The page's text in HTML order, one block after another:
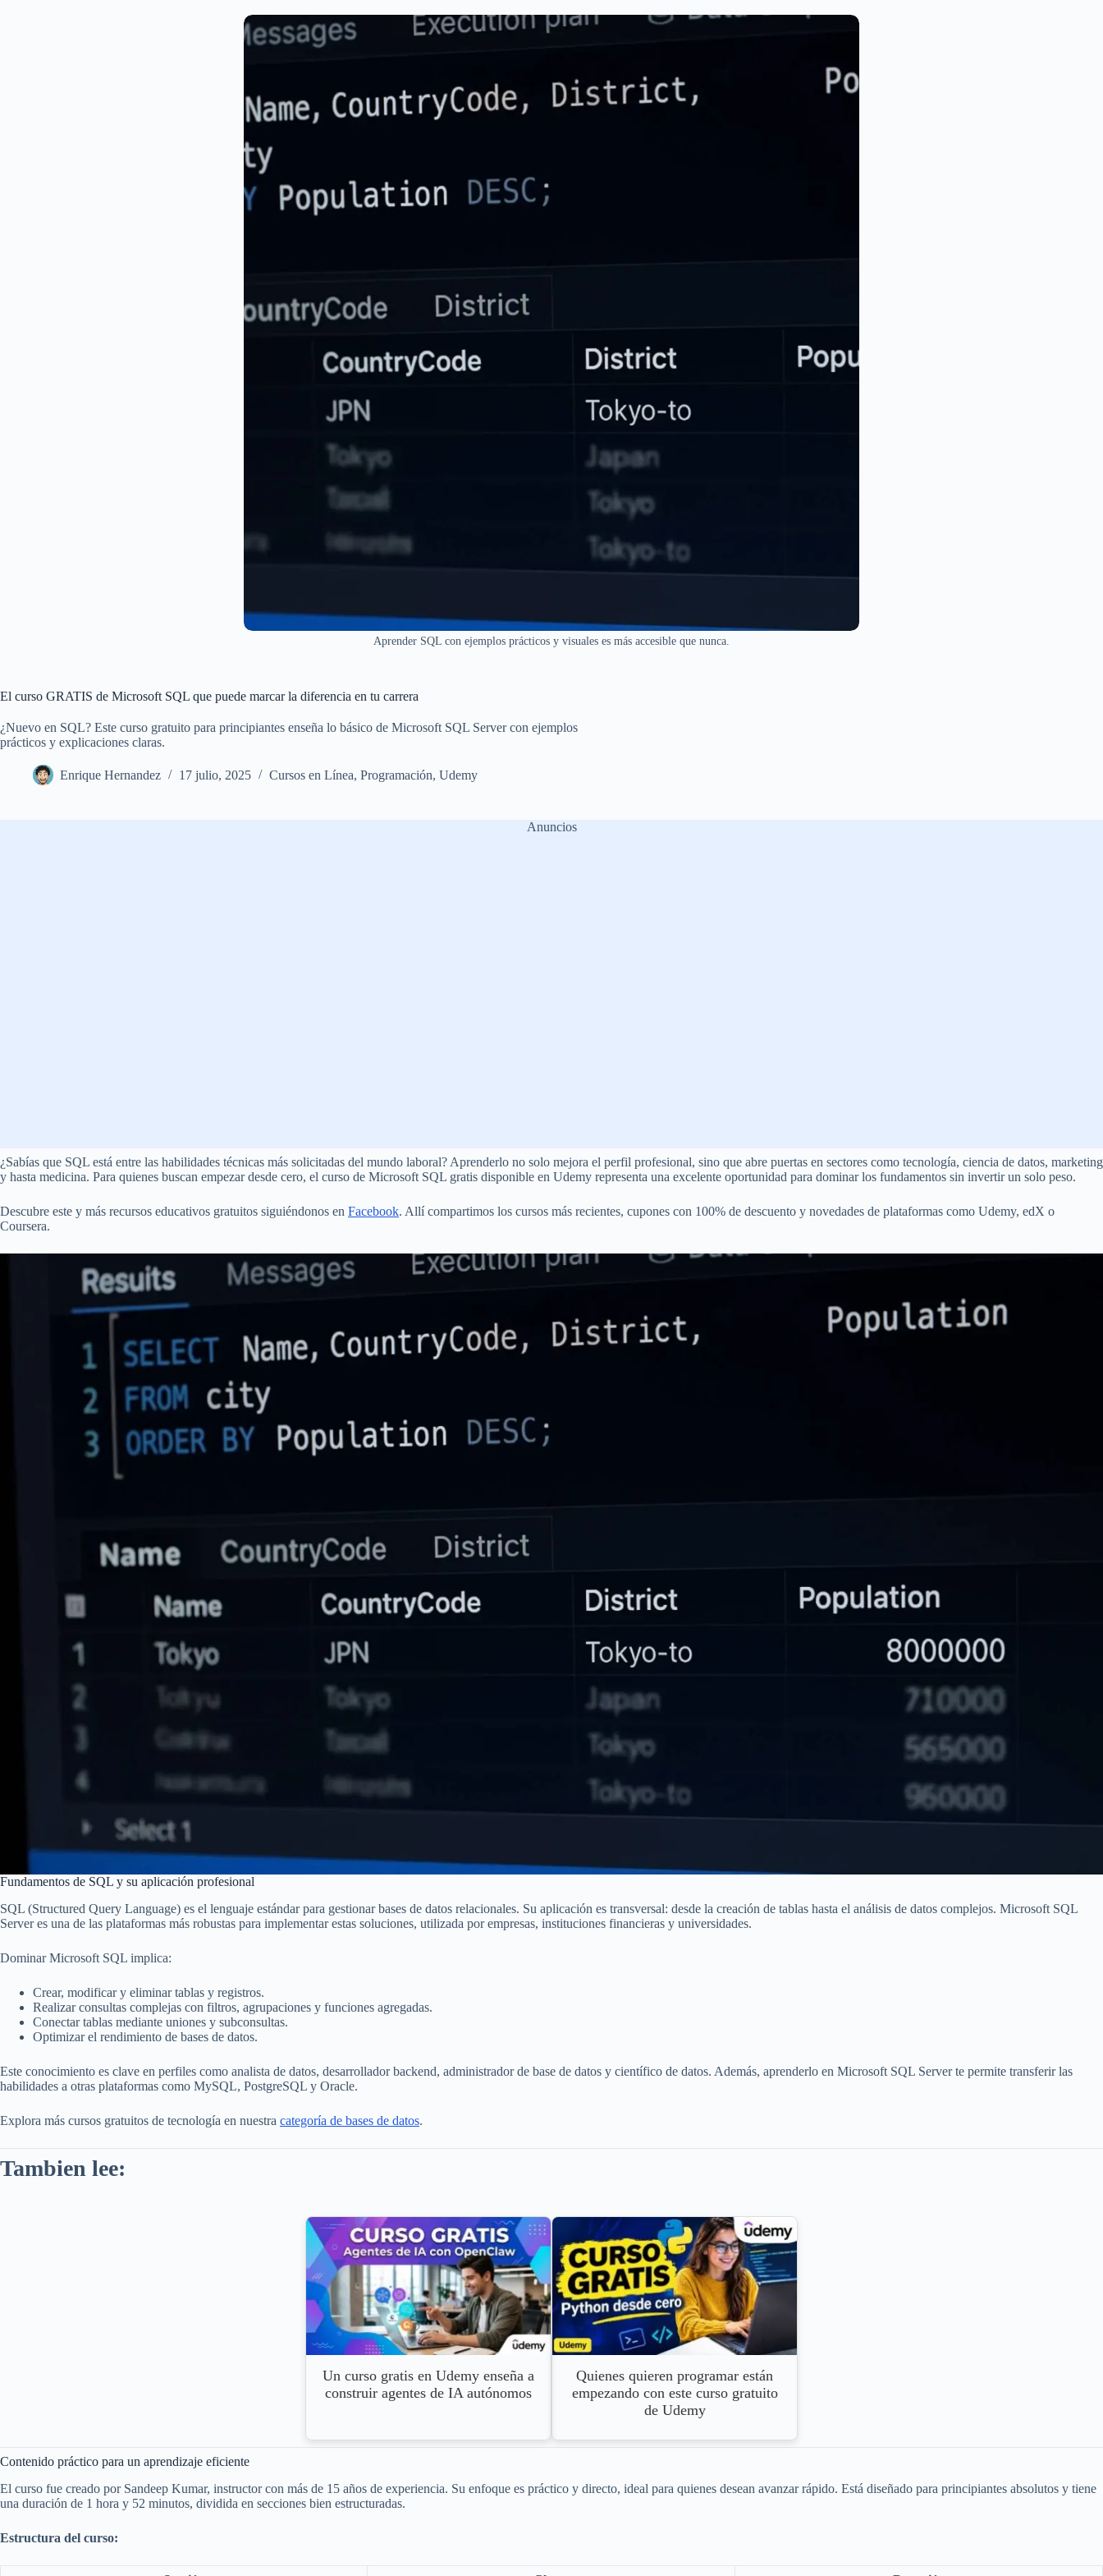
Aprender SQL con ejemplos prácticos y visuales es más accesible que nunca.
El curso GRATIS de Microsoft SQL que puede marcar la diferencia en tu carrera
¿Nuevo en SQL? Este curso gratuito para principiantes enseña lo básico de Microsoft SQL Server con ejemplos
prácticos y explicaciones claras.
Enrique Hernandez 17 julio, 2025 Cursos en Línea, Programación, Udemy
Anuncios
¿Sabías que SQL está entre las habilidades técnicas más solicitadas del mundo laboral? Aprenderlo no solo mejora el perfil profesional, sino que abre puertas en sectores como tecnología, ciencia de datos, marketing
y hasta medicina. Para quienes buscan empezar desde cero, el curso de Microsoft SQL gratis disponible en Udemy representa una excelente oportunidad para dominar los fundamentos sin invertir un solo peso.
Descubre este y más recursos educativos gratuitos siguiéndonos en Facebook. Allí compartimos los cursos más recientes, cupones con 100% de descuento y novedades de plataformas como Udemy, edX o
Coursera.
Fundamentos de SQL y su aplicación profesional
SQL (Structured Query Language) es el lenguaje estándar para gestionar bases de datos relacionales. Su aplicación es transversal: desde la creación de tablas hasta el análisis de datos complejos. Microsoft SQL
Server es una de las plataformas más robustas para implementar estas soluciones, utilizada por empresas, instituciones financieras y universidades.
Dominar Microsoft SQL implica:
Crear, modificar y eliminar tablas y registros.
Realizar consultas complejas con filtros, agrupaciones y funciones agregadas.
Conectar tablas mediante uniones y subconsultas.
Optimizar el rendimiento de bases de datos.
Este conocimiento es clave en perfiles como analista de datos, desarrollador backend, administrador de base de datos y científico de datos. Además, aprenderlo en Microsoft SQL Server te permite transferir las
habilidades a otras plataformas como MySQL, PostgreSQL y Oracle.
Explora más cursos gratuitos de tecnología en nuestra categoría de bases de datos.
Tambien lee:
Un curso gratis en Udemy enseña a
construir agentes de IA autónomos
Quienes quieren programar están
empezando con este curso gratuito
de Udemy
Contenido práctico para un aprendizaje eficiente
El curso fue creado por Sandeep Kumar, instructor con más de 15 años de experiencia. Su enfoque es práctico y directo, ideal para quienes desean avanzar rápido. Está diseñado para principiantes absolutos y tiene
una duración de 1 hora y 52 minutos, dividida en secciones bien estructuradas.
Estructura del curso: